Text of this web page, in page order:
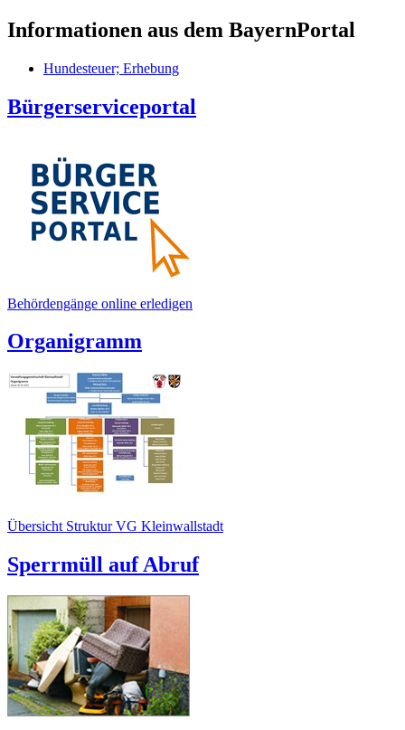
Informationen aus dem BayernPortal
Hundesteuer; Erhebung
Bürgerserviceportal
Behördengänge online erledigen
Organigramm
Übersicht Struktur VG Kleinwallstadt
Sperrmüll auf Abruf